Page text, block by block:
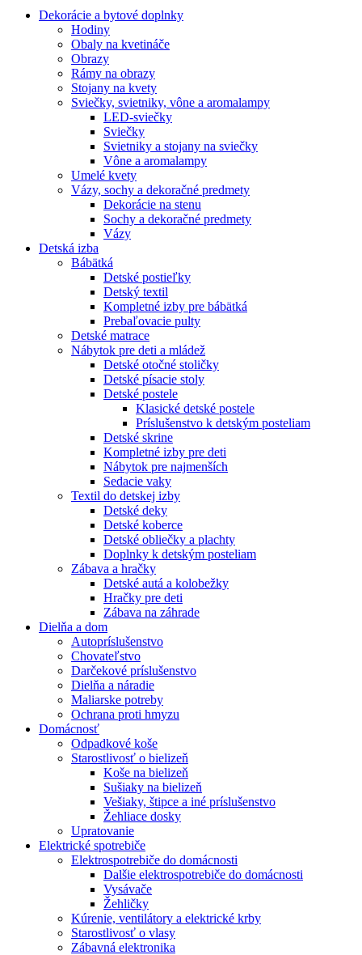
Dekorácie a bytové doplnky
Hodiny
Obaly na kvetináče
Obrazy
Rámy na obrazy
Stojany na kvety
Sviečky, svietniky, vône a aromalampy
LED-sviečky
Sviečky
Svietniky a stojany na sviečky
Vône a aromalampy
Umelé kvety
Vázy, sochy a dekoračné predmety
Dekorácie na stenu
Sochy a dekoračné predmety
Vázy
Detská izba
Bábätká
Detské postieľky
Detský textil
Kompletné izby pre bábätká
Prebaľovacie pulty
Detské matrace
Nábytok pre deti a mládež
Detské otočné stoličky
Detské písacie stoly
Detské postele
Klasické detské postele
Príslušenstvo k detským posteliam
Detské skrine
Kompletné izby pre deti
Nábytok pre najmenších
Sedacie vaky
Textil do detskej izby
Detské deky
Detské koberce
Detské obliečky a plachty
Doplnky k detským posteliam
Zábava a hračky
Detské autá a kolobežky
Hračky pre deti
Zábava na záhrade
Dielňa a dom
Autopríslušenstvo
Chovateľstvo
Darčekové príslušenstvo
Dielňa a náradie
Maliarske potreby
Ochrana proti hmyzu
Domácnosť
Odpadkové koše
Starostlivosť o bielizeň
Koše na bielizeň
Sušiaky na bielizeň
Vešiaky, štipce a iné príslušenstvo
Žehliace dosky
Upratovanie
Elektrické spotrebiče
Elektrospotrebiče do domácnosti
Dalšie elektrospotrebiče do domácnosti
Vysávače
Žehličky
Kúrenie, ventilátory a elektrické krby
Starostlivosť o vlasy
Zábavná elektronika